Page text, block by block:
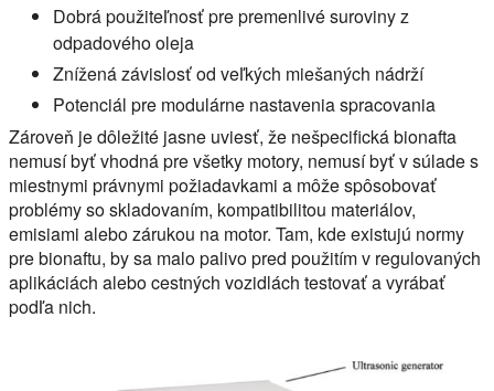
Dobrá použiteľnosť pre premenlivé suroviny z
odpadového oleja
Znížená závislosť od veľkých miešaných nádrží
Potenciál pre modulárne nastavenia spracovania
Zároveň je dôležité jasne uviesť, že nešpecifická bionafta
nemusí byť vhodná pre všetky motory, nemusí byť v súlade s
miestnymi právnymi požiadavkami a môže spôsobovať
problémy so skladovaním, kompatibilitou materiálov,
emisiami alebo zárukou na motor. Tam, kde existujú normy
pre bionaftu, by sa malo palivo pred použitím v regulovaných
aplikáciách alebo cestných vozidlách testovať a vyrábať
podľa nich.